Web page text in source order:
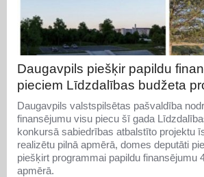
Daugavpils piešķir papildu
pieciem Līdzdalības budžeta
Daugavpils valstspilsētas pašvaldība
finansējumu visu piecu šī gada
konkursā sabiedrības atbalstīto projektu
realizētu pilnā apmērā, domes deputāti
piešķirt programmai papildu finansējumu
apmērā.